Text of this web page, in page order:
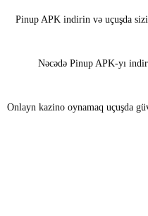
Pinup APK indirin və uçuşda
Nəcədə Pinup APK-yı
Onlayn kazino oynamaq uçuşda